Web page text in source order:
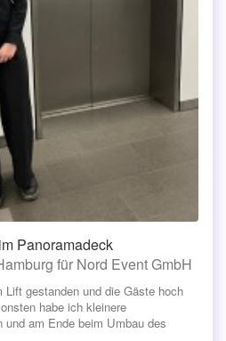
Panoramadeck
für Nord Event GmbH
Lift gestanden und die Gäste hoch
habe ich kleinere
am Ende beim Umbau des